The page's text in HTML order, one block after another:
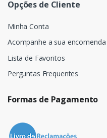
Opções de Cliente
Minha Conta
Acompanhe a sua encomenda
Lista de Favoritos
Perguntas Frequentes
Formas de Pagamento